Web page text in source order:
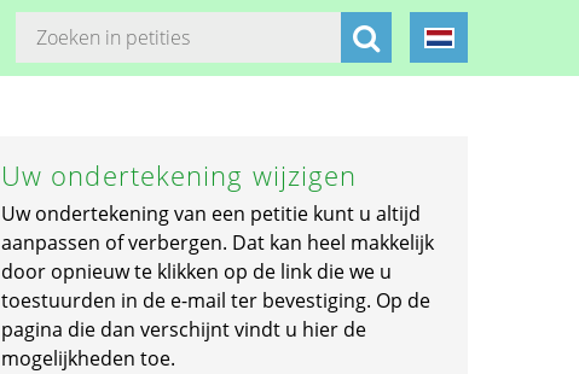
Uw ondertekening wijzigen
Uw ondertekening van een petitie kunt u altijd
aanpassen of verbergen. Dat kan heel makkelijk
door opnieuw te klikken op de link die we u
toestuurden in de e-mail ter bevestiging. Op de
pagina die dan verschijnt vindt u hier de
mogelijkheden toe.